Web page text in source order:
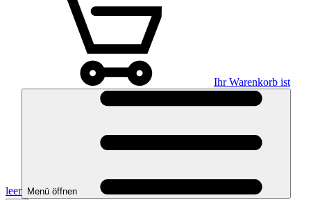
Ihr Warenkorb ist
leer Menü öffnen